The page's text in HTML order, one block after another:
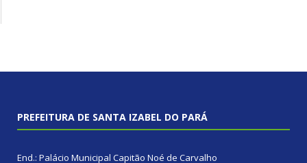
PREFEITURA DE SANTA IZABEL DO PARÁ
End.: Palácio Municipal Capitão Noé de Carvalho